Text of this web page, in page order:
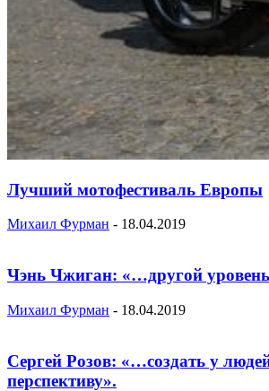
Лучший мотофестиваль Европы
Михаил Фурман - 18.04.2019
Чэнь Чжиган: «…другой уровень
Михаил Фурман - 18.04.2019
Сергей Розов: «…создать у
перспективу».